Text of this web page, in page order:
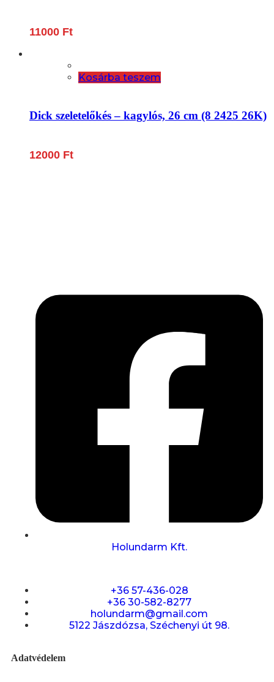
11000 Ft
Kosárba teszem
Dick szeletelőkés – kagylós, 26 cm (8 2425 26K)
12000 Ft
Holundarm Kft.
+36 57-436-028
+36 30-582-8277
holundarm@gmail.com
5122 Jászdózsa, Széchenyi út 98.
Adatvédelem